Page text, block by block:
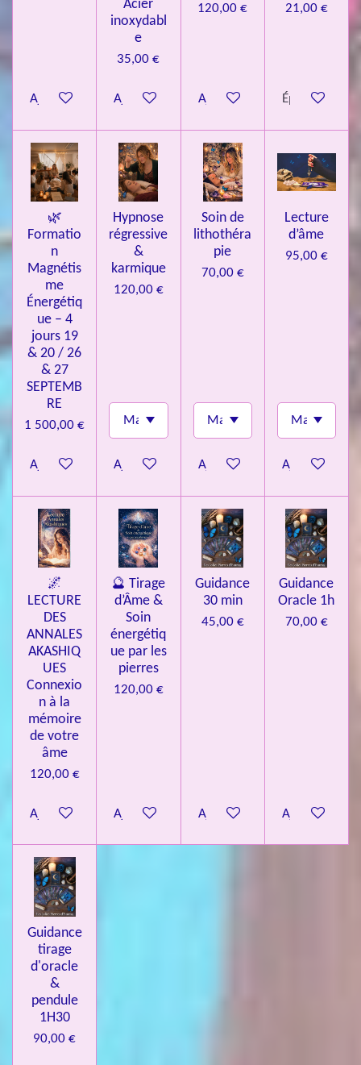
l
Ajouter au panier
Acier
inoxydabl
e
35,00 €
Ajouter au panier
120,00 €
Ajouter au panier
21,00 €
Épuisé
🌿
Formatio
n
Magnétis
me
Énergétiq
ue – 4
jours 19
& 20 / 26
& 27
SEPTEMB
RE
1 500,00 €
Ajouter au panier
Hypnose
régressive
&
karmique
120,00 €
Ajouter au panier
Soin de
lithothéra
pie
70,00 €
Ajouter au panier
Lecture
d’âme
95,00 €
Ajouter au
🌌
LECTURE
DES
ANNALES
AKASHIQ
UES
Connexio
n à la
mémoire
de votre
âme
120,00 €
Ajouter au panier
🔮 Tirage
d’Âme &
Soin
énergétiq
ue par les
pierres
120,00 €
Ajouter au panier
Guidance
30 min
45,00 €
Ajouter au panier
Guidance
Oracle 1h
70,00 €
Ajouter au
Guidance
tirage
d'oracle
&
pendule
1H30
90,00 €